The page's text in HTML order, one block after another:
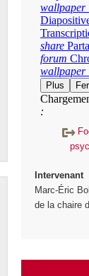
Intervenant
Marc-Éric
de la chaire